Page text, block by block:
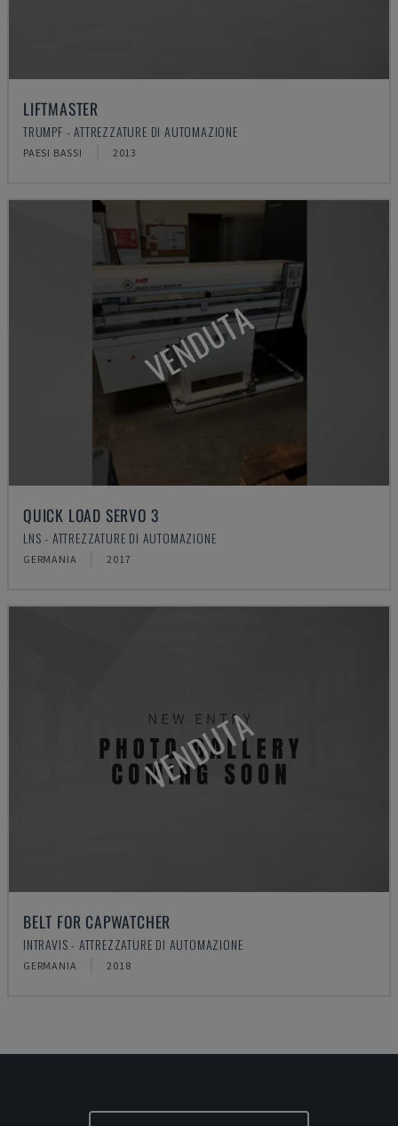
LIFTMASTER
TRUMPF - ATTREZZATURE DI AUTOMAZIONE
PAESI BASSI 2013
VENDUTA
QUICK LOAD SERVO 3
LNS - ATTREZZATURE DI AUTOMAZIONE
GERMANIA 2017
VENDUTA
BELT FOR CAPWATCHER
INTRAVIS - ATTREZZATURE DI AUTOMAZIONE
GERMANIA 2018